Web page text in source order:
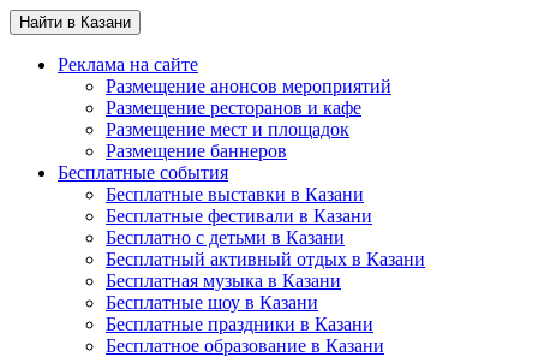
Найти в Казани
Реклама на сайте
Размещение анонсов мероприятий
Размещение ресторанов и кафе
Размещение мест и площадок
Размещение баннеров
Бесплатные события
Бесплатные выставки в Казани
Бесплатные фестивали в Казани
Бесплатно с детьми в Казани
Бесплатный активный отдых в Казани
Бесплатная музыка в Казани
Бесплатные шоу в Казани
Бесплатные праздники в Казани
Бесплатное образование в Казани